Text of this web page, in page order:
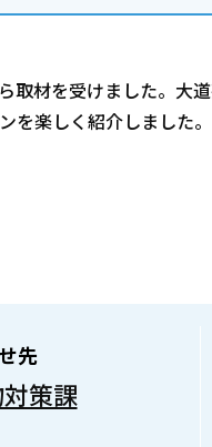
取材を受けました。大
を楽しく紹介しました。
先
策課